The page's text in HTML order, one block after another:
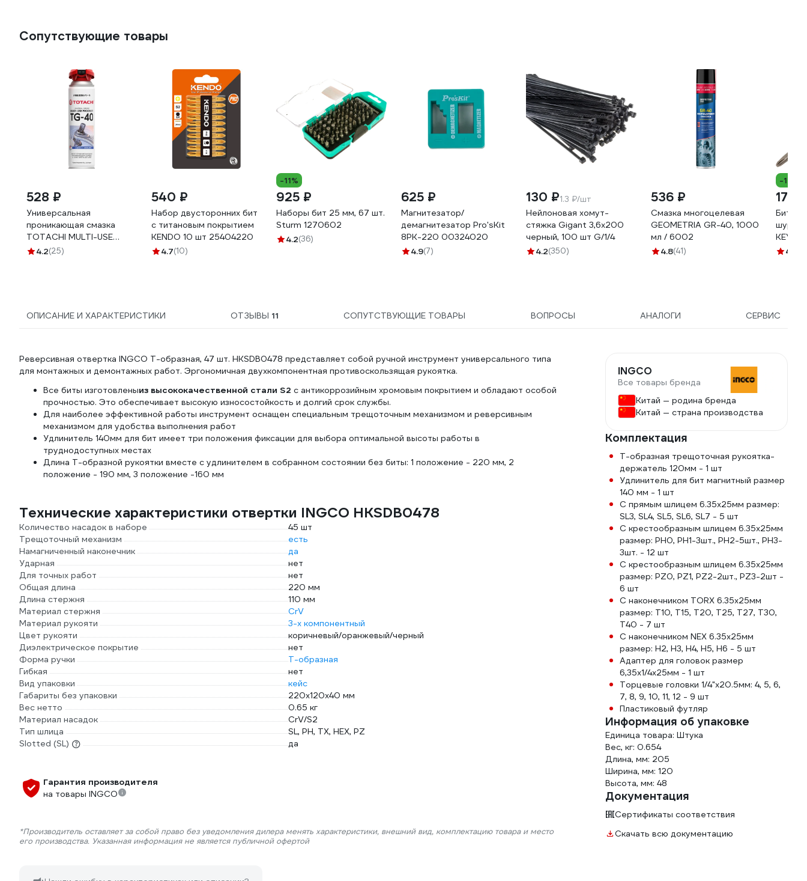
Сопутствующие товары
528 ₽
Универсальная
проникающая смазка
TOTACHI MULTI-USE
PRODUCT TG-40 0,65л
4.2(25)
540 ₽
Набор двусторонних бит
с титановым покрытием
KENDO 10 шт 25404220
4.7(10)
-11%
925 ₽
Наборы бит 25 мм, 67 шт.
Sturm 1270602
4.2(36)
625 ₽
Магнитезатор/
демагнитезатор Pro'sKit
8PK-220 00324020
4.9(7)
130 ₽1.3 ₽/шт
Нейлоновая хомут-
стяжка Gigant 3,6х200
черный, 100 шт G/1/4
4.2(350)
536 ₽
Смазка многоцелевая
GEOMETRIA GR-40, 1000
мл / 6002
4.8(41)
-17%
177 ₽
Бита
4.5
ОПИСАНИЕ И ХАРАКТЕРИСТИКИ ОТЗЫВЫ 11 СОПУТСТВУЮЩИЕ ТОВАРЫ ВОПРОСЫ АНАЛОГИ СЕРВИС
Реверсивная отвертка INGCO Т-образная, 47 шт. HKSDB0478 представляет собой ручной инструмент универсального типа
для монтажных и демонтажных работ. Эргономичная двухкомпонентная противоскользящая рукоятка.
Все биты изготовленыиз высококачественной стали S2 с антикоррозийным хромовым покрытием и обладают особой
прочностью. Это обеспечивает высокую износостойкость и долгий срок службы.
Для наиболее эффективной работы инструмент оснащен специальным трещоточным механизмом и реверсивным
механизмом для удобства выполнения работ
Удлинитель 140мм для бит имеет три положения фиксации для выбора оптимальной высоты работы в
труднодоступных местах
Длина Т-образной рукоятки вместе с удлинителем в собранном состоянии без биты: 1 положение - 220 мм, 2
положение - 190 мм, 3 положение -160 мм
Технические характеристики отвертки INGCO HKSDB0478
Количество насадок в наборе
45 шт
Трещоточный механизм
есть
Намагниченный наконечник
да
Ударная
нет
Для точных работ
нет
Общая длина
220 мм
Длина стержня
110 мм
Материал стержня
CrV
Материал рукояти
3-х компонентный
Цвет рукояти
коричневый/оранжевый/черный
Диэлектрическое покрытие
нет
Форма ручки
Т-образная
Гибкая
нет
Вид упаковки
кейс
Габариты без упаковки
220х120х40 мм
Вес нетто
0.65 кг
Материал насадок
CrV/S2
Тип шлица
SL, PH, TX, HEX, PZ
Slotted (SL)
да
Гарантия производителя
на товары INGCO
*Производитель оставляет за собой право без уведомления дилера менять характеристики, внешний вид, комплектацию товара и место
его производства. Указанная информация не является публичной офертой
INGCO
Все товары бренда
Китай — родина бренда
Китай — страна производства
Комплектация
Т-образная трещоточная рукоятка-
держатель 120мм - 1 шт
Удлинитель для бит магнитный размер
140 мм - 1 шт
С прямым шлицем 6.35х25мм размер:
SL3, SL4, SL5, SL6, SL7 - 5 шт
С крестообразным шлицем 6.35х25мм
размер: PH0, PH1-3шт., PH2-5шт., PH3-
3шт. - 12 шт
С крестообразным шлицем 6.35х25мм
размер: PZ0, PZ1, PZ2-2шт., PZ3-2шт -
6 шт
С наконечником TORX 6.35х25мм
размер: T10, T15, T20, T25, T27, T30,
T40 - 7 шт
С наконечником NEX 6.35х25мм
размер: H2, H3, H4, H5, H6 - 5 шт
Адаптер для головок размер
6,35х1/4х25мм - 1 шт
Торцевые головки 1/4"х20.5мм: 4, 5, 6,
7, 8, 9, 10, 11, 12 - 9 шт
Пластиковый футляр
Информация об упаковке
Единица товара: Штука
Вес, кг: 0.654
Длина, мм: 205
Ширина, мм: 120
Высота, мм: 48
Документация
Сертификаты соответствия
Скачать всю документацию